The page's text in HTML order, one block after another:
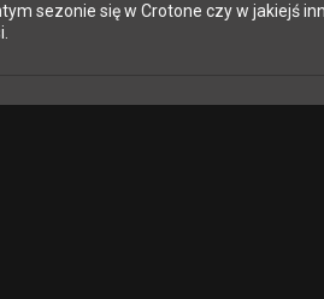
sezonie się w Crotone czy w jakiejś